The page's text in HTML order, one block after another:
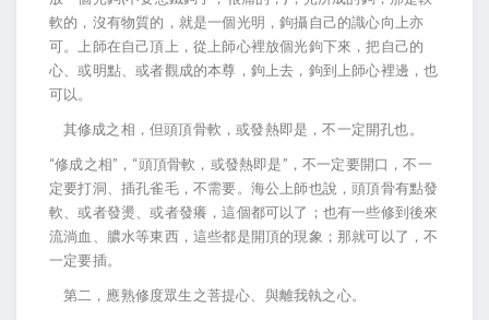
軟的，沒有物質的，就是一個光明，鉤攝自己的識心向上亦
可。上師在自己頂上，從上師心裡放個光鉤下來，把自己的
心、或明點、或者觀成的本尊，鉤上去，鉤到上師心裡邊，也
可以。
其修成之相，但頭頂骨軟，或發熱即是，不一定開孔也。
“修成之相”，“頭頂骨軟，或發熱即是”，不一定要開口，不一
定要打洞、插孔雀毛，不需要。海公上師也說，頭頂骨有點發
軟、或者發燙、或者發癢，這個都可以了；也有一些修到後來
流淌血、膿水等東西，這些都是開頂的現象；那就可以了，不
一定要插。
第二，應熟修度眾生之菩提心、與離我執之心。